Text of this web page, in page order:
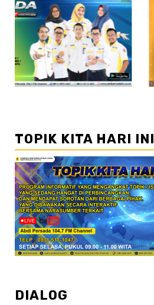
//2
TOPIK KITA HARI INI
DIALOG